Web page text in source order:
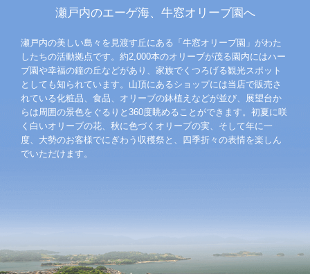
瀬戸内のエーゲ海、牛窓オリーブ園へ
瀬戸内の美しい島々を見渡す丘にある「牛窓オリーブ園」がわた
したちの活動拠点です。約2,000本のオリーブが茂る園内にはハー
ブ園や幸福の鐘の丘などがあり、家族でくつろげる観光スポット
としても知られています。山頂にあるショップには当店で販売さ
れている化粧品、食品、オリーブの鉢植えなどが並び、展望台か
らは周囲の景色をぐるりと360度眺めることができます。初夏に咲
く白いオリーブの花、秋に色づくオリーブの実、そして年に一
度、大勢のお客様でにぎわう収穫祭と、四季折々の表情を楽しん
でいただけます。